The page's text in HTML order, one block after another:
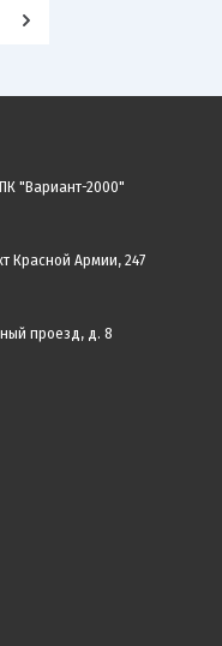
"Вариант-2000"
Красной Армии, 247
проезд, д. 8